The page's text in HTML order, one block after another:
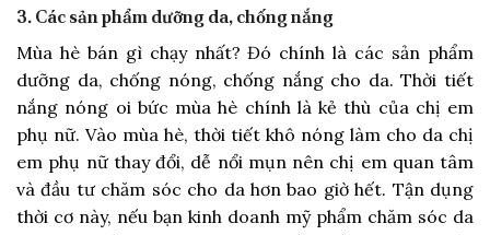
3. Các sản phẩm dưỡng da, chống nắng
Mùa hè bán gì chạy nhất? Đó chính là các sản phẩm
dưỡng da, chống nóng, chống nắng cho da. Thời tiết
nắng nóng oi bức mùa hè chính là kẻ thù của chị em
phụ nữ. Vào mùa hè, thời tiết khô nóng làm cho da chị
em phụ nữ thay đổi, dễ nổi mụn nên chị em quan tâm
và đầu tư chăm sóc cho da hơn bao giờ hết. Tận dụng
thời cơ này, nếu bạn kinh doanh mỹ phẩm chăm sóc da